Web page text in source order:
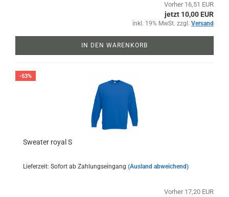
Vorher 16,51 EUR
jetzt 10,00 EUR
inkl. 19% MwSt. zzgl. Versand
IN DEN WARENKORB
-53%
Sweater royal S
Lieferzeit: Sofort ab Zahlungseingang (Ausland abweichend)
Vorher 17,20 EUR